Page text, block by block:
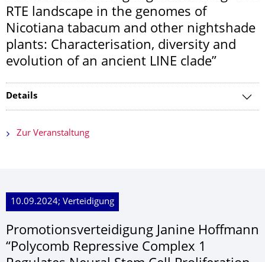
RTE landscape in the genomes of
Nicotiana tabacum and other nightshade
plants: Characterisation, diversity and
evolution of an ancient LINE clade”
Details
Zur Veranstaltung
10.09.2024; Verteidigung
Promotionsverteidi­gung Janine Hoffmann
“Polycomb Repressive Complex 1